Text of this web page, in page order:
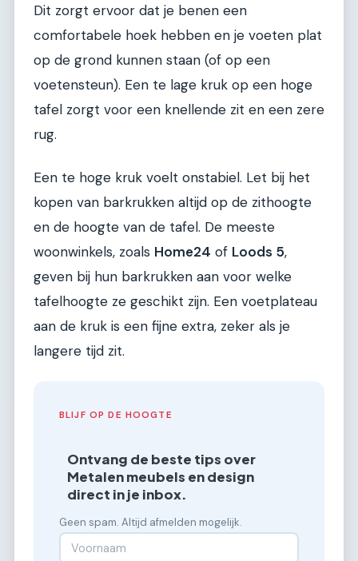
Dit zorgt ervoor dat je benen een
comfortabele hoek hebben en je voeten plat
op de grond kunnen staan (of op een
voetensteun). Een te lage kruk op een hoge
tafel zorgt voor een knellende zit en een zere
rug.
Een te hoge kruk voelt onstabiel. Let bij het
kopen van barkrukken altijd op de zithoogte
en de hoogte van de tafel. De meeste
woonwinkels, zoals Home24 of Loods 5,
geven bij hun barkrukken aan voor welke
tafelhoogte ze geschikt zijn. Een voetplateau
aan de kruk is een fijne extra, zeker als je
langere tijd zit.
BLIJF OP DE HOOGTE
Ontvang de beste tips over
Metalen meubels en design
direct in je inbox.
Geen spam. Altijd afmelden mogelijk.